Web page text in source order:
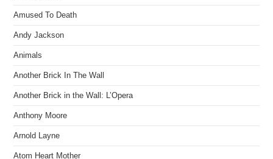
Amused To Death
Andy Jackson
Animals
Another Brick In The Wall
Another Brick in the Wall: L’Opera
Anthony Moore
Arnold Layne
Atom Heart Mother